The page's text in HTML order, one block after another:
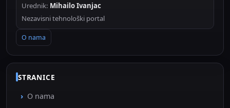
Urednik: Mihailo Ivanjac
Nezavisni tehnološki portal
O nama
STRANICE
O nama